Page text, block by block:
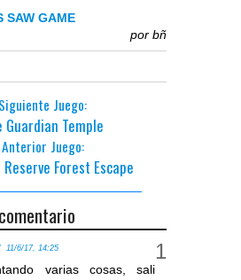
SAW GAME
por bñ
Siguiente Juego:
Guardian Temple
Anterior Juego:
Forest Escape
11/6/17, 14:25
varias cosas, sali